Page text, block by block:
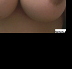
unter
dann
mit dieser